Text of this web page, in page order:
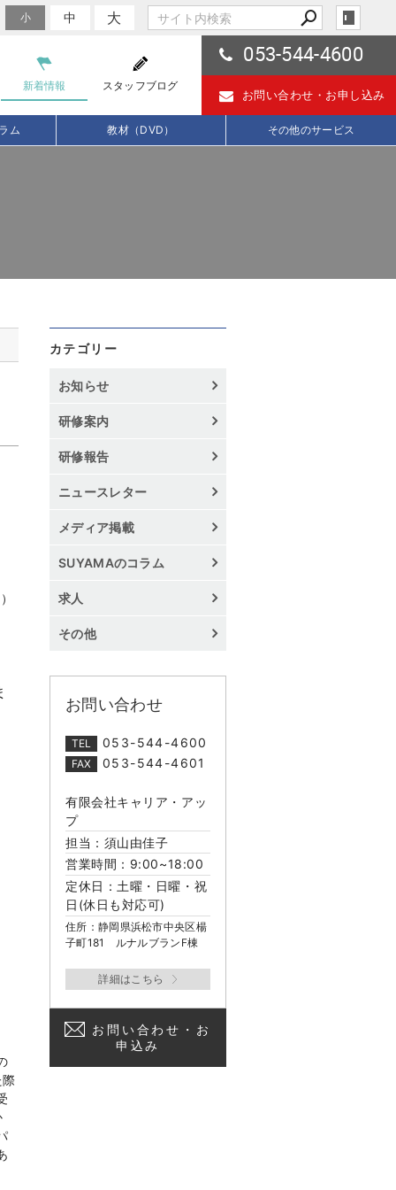
小 中 大
新着情報 スタッフブログ
053-544-4600
お問い合わせ・ お申し込み
ム 教材（DVD） その他のサービス
カテゴリー
お知らせ
研修案内
研修報告
ニュースレター
メディア掲載
SUYAMAのコラム
求人
その他
お問い合わせ
TEL 053-544-4600
FAX 053-544-4601
有限会社キャリア・アッ
プ
担当：須山由佳子
営業時間：9:00~18:00
定休日：土曜・日曜・祝
日(休日も対応可)
住所：静岡県浜松市中央区楊
子町181 ルナルブランF棟
お問い合わせ・お
申込み